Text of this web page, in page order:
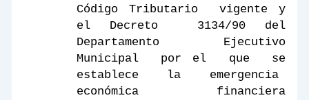
Código Tributario
vigente y
el Decreto
3134/90 del
Departamento Ejecutivo
Municipal
por el que
se
establece la emergencia
económica
financiera